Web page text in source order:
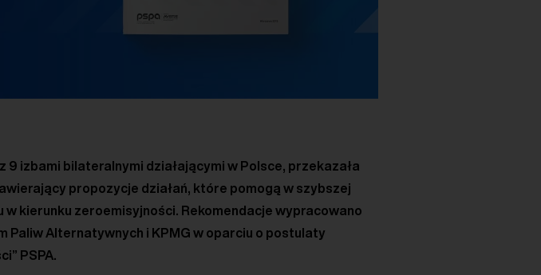
9 izbami bilateralnymi działającymi w Polsce, przekazała
propozycje działań, które pomogą w szybszej
kierunku zeroemisyjności. Rekomendacje wypracowano
Paliw Alternatywnych i KPMG w oparciu o postulaty
PSPA.